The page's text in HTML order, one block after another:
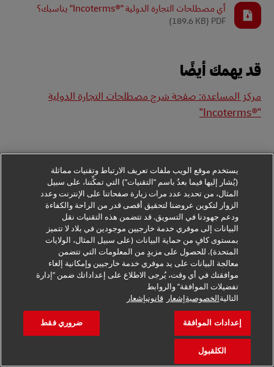
أي مصطلحات التجارة الدولية "Incoterms®‎" يناسبك؟
PDF
(189.6 KB)
قد يهمك أيضًا
مركز المساعدة: صفحة شرح مصطلحات التجارة الدولية
"Incoterms®‎"
هل ترغب في قراءة المزيد من
القصص المتعلقة بشحن البضائع؟
احصل على أحدث أخبار الشحن الجوي والبحري وشحن البضائع
بالسكك الحديدية في صندوق الوارد الخاص بك كل شهر، بالإضافة
إلى دعوات منتظمة لحضور ندواتنا عبر الإنترنت.
اشترك في الرؤى اللوجستية
يستخدم موقع الويب ملفات تعريف الارتباط وتقنيات مماثلة
(يُشار إليها فيما بعدُ باسم "التقنيات") التي تمكِّننا، على سبيل
المثال، من تحديد عدد مرات زيارة صفحاتنا على الإنترنت وعدد
الزوار لتكوين عروضنا لتحقيق أقصى قدر من الراحة والكفاءة
ودعم جهودنا في التسويق. قد تتضمن هذه التقنيات نقل
البيانات إلى موفري خدمة خارجيين موجودين في بلاد لا تتميز
بمستوى كافٍ من حماية البيانات (على سبيل المثال، الولايات
المتحدة). للحصول على مزيدٍ من المعلومات التي تتضمن
معالجة البيانات على يد موفري خدمة خارجيين وإمكانية إلغاء
موافقتك في أي وقت، يُرجى الاطلاع على إعداداتك ضمن "إدارة
تفضيلات الموافقة" والروابط
التالية الخصوصيةإشعار قانونيإشعار
إعدادات الموافقة ضروري فقط
الكلقبول